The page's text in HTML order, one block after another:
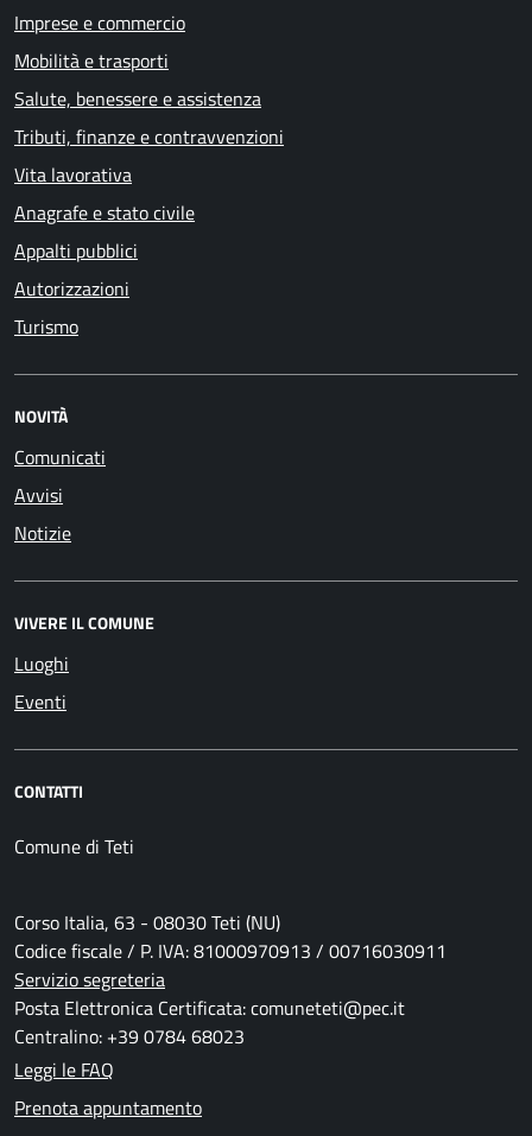
Imprese e commercio
Mobilità e trasporti
Salute, benessere e assistenza
Tributi, finanze e contravvenzioni
Vita lavorativa
Anagrafe e stato civile
Appalti pubblici
Autorizzazioni
Turismo
NOVITÀ
Comunicati
Avvisi
Notizie
VIVERE IL COMUNE
Luoghi
Eventi
CONTATTI
Comune di Teti
Corso Italia, 63 - 08030 Teti (NU)
Codice fiscale / P. IVA: 81000970913 / 00716030911
Servizio segreteria
Posta Elettronica Certificata: comuneteti@pec.it
Centralino: +39 0784 68023
Leggi le FAQ
Prenota appuntamento